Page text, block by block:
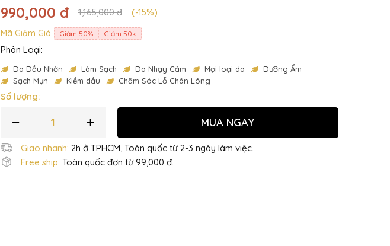
990,000 đ 1,165,000 đ (-15%)
Mã Giảm Giá Giảm 50% Giảm 50k
Phân Loại:
Da Dầu Nhờn Làm Sạch Da Nhạy Cảm Mọi loại da
Dưỡng Ẩm
Sạch Mụn
Kiềm dầu Chăm Sóc Lỗ Chân Lông
Số lượng:
MUA NGAY
Giao nhanh: 2h ở TPHCM, Toàn quốc từ 2-3 ngày làm việc.
Free ship: Toàn quốc đơn từ 99,000 đ.